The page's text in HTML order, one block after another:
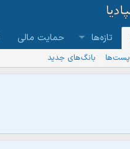
تازه‌ها حمایت مالی
پست‌ها بانگ‌های جدید